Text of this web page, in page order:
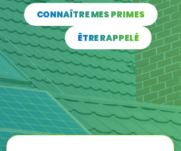
CONNAÎTRE MES PRIMES
ÊTRE RAPPELÉ